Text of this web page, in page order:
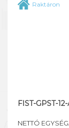
Raktáron
FIST-GPST-
NETTÓ